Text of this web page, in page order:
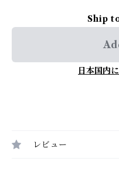
Ship
日本国内
レビュー